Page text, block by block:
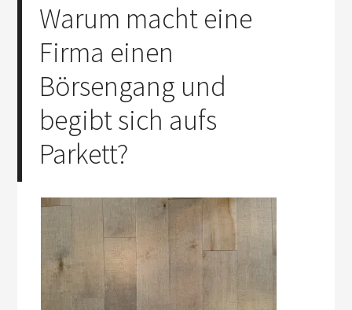
Warum macht eine
Firma einen
Börsengang und
begibt sich aufs
Parkett?